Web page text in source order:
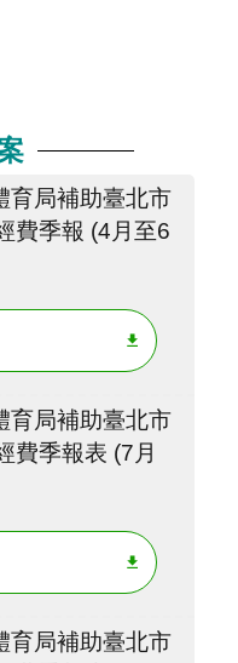
育局補助臺北市
費季報 (4月至6
育局補助臺北市
費季報表 (7月
育局補助臺北市